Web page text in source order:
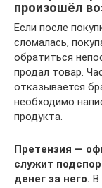
произошёл
Если после
сломалась,
обратиться
продал товар.
отказывается
необходимо
продукта.
Претензия —
служит
денег за него. В